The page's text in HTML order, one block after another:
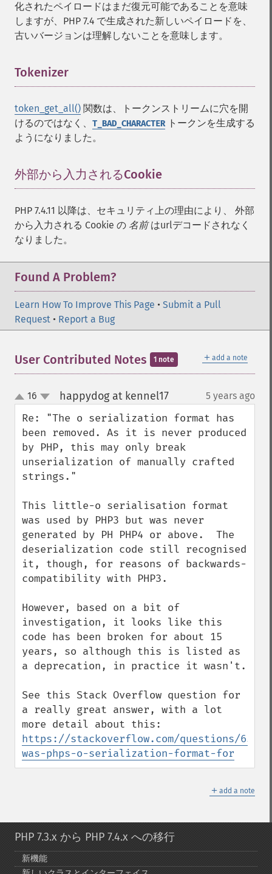
化されたペイロードはまだ復元可能であることを意味
しますが、PHP 7.4 で生成された新しいペイロードを、
古いバージョンは理解しないことを意味します。
Tokenizer
token_get_all() 関数は、トークンストリームに穴を開
けるのではなく、 T_BAD_CHARACTERトークンを生成する
ようになりました。
外部から入力されるCookie
PHP 7.4.11 以降は、セキュリティ上の理由により、 外部
から入力される Cookie の 名前はurlデコードされなく
なりました。
Found A Problem?
Learn How To Improve This Page • Submit a Pull
Request • Report a Bug
＋ add a note
User Contributed Notes 1 note
up
down
16 happydog at kennel17¶ 5 years ago
Re: "The o serialization format has
been removed. As it is never produced
by PHP, this may only break
unserialization of manually crafted
strings."
This little-o serialisation format
was used by PHP3 but was never
generated by PH PHP4 or above.  The
deserialization code still recognised
it, though, for reasons of backwards-
compatibility with PHP3.
However, based on a bit of
investigation, it looks like this
code has been broken for about 15
years, so although this is listed as
a deprecation, in practice it wasn't.
See this Stack Overflow question for
a really great answer, with a lot
https://stackoverflow.com/questions/
was-phps-o-serialization-format-for
＋ add a note
PHP 7.3.x から PHP 7.4.x への移行
新機能